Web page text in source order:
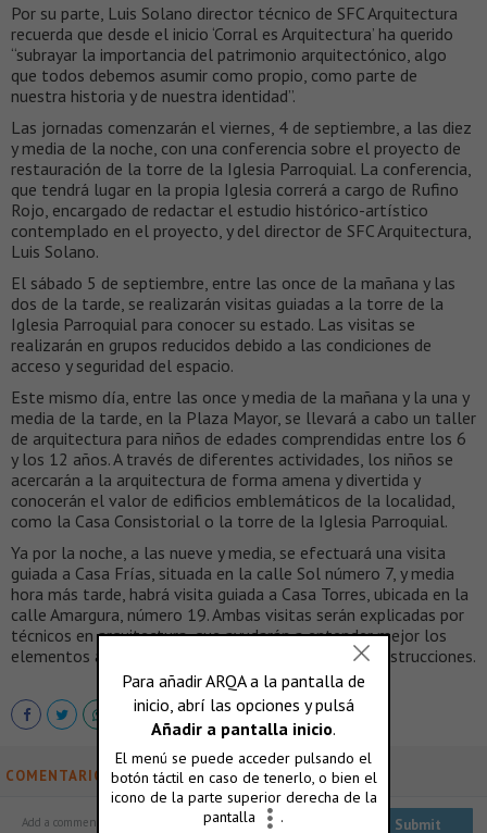
Por su parte, Luis Solano director técnico de SFC Arquitectura
recuerda que desde el inicio ‘Corral es Arquitectura’ ha querido
“subrayar la importancia del patrimonio arquitectónico, algo
que todos debemos asumir como propio, como parte de
nuestra historia y de nuestra identidad”.
Las jornadas comenzarán el viernes, 4 de septiembre, a las diez
y media de la noche, con una conferencia sobre el proyecto de
restauración de la torre de la Iglesia Parroquial. La conferencia,
que tendrá lugar en la propia Iglesia correrá a cargo de Rufino
Rojo, encargado de redactar el estudio histórico-artístico
contemplado en el proyecto, y del director de SFC Arquitectura,
Luis Solano.
El sábado 5 de septiembre, entre las once de la mañana y las
dos de la tarde, se realizarán visitas guiadas a la torre de la
Iglesia Parroquial para conocer su estado. Las visitas se
realizarán en grupos reducidos debido a las condiciones de
acceso y seguridad del espacio.
Este mismo día, entre las once y media de la mañana y la una y
media de la tarde, en la Plaza Mayor, se llevará a cabo un taller
de arquitectura para niños de edades comprendidas entre los 6
y los 12 años. A través de diferentes actividades, los niños se
acercarán a la arquitectura de forma amena y divertida y
conocerán el valor de edificios emblemáticos de la localidad,
como la Casa Consistorial o la torre de la Iglesia Parroquial.
Ya por la noche, a las nueve y media, se efectuará una visita
guiada a Casa Frías, situada en la calle Sol número 7, y media
hora más tarde, habrá visita guiada a Casa Torres, ubicada en la
calle Amargura, número 19. Ambas visitas serán explicadas por
técnicos en arquitectura, que ayudarán a entender mejor los
elementos arquitectónicos utilizados en sendas construcciones.
COMENTARIOS